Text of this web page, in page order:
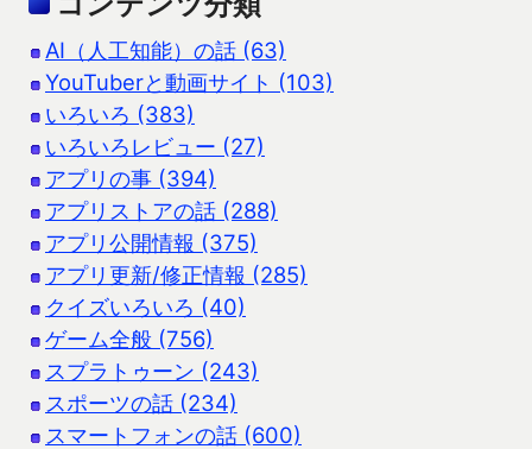
AI（人工知能）の話 (63)
YouTuberと動画サイト (103)
いろいろ (383)
いろいろレビュー (27)
アプリの事 (394)
アプリストアの話 (288)
アプリ公開情報 (375)
アプリ更新/修正情報 (285)
クイズいろいろ (40)
ゲーム全般 (756)
スプラトゥーン (243)
スポーツの話 (234)
スマートフォンの話 (600)